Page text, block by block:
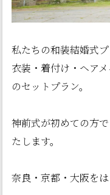
私たちの和装結婚式
衣装・着付け・ヘア
のセットプラン。
神前式が初めての方
たします。
奈良・京都・大阪を